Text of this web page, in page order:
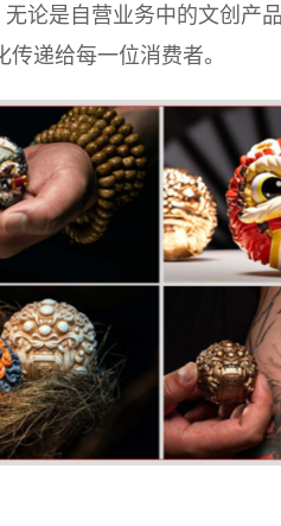
论是自营业务中的文创产
递给每一位消费者。